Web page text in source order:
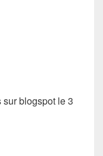
blogspot le 3